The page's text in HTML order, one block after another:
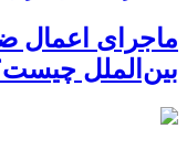
بین‌الملل